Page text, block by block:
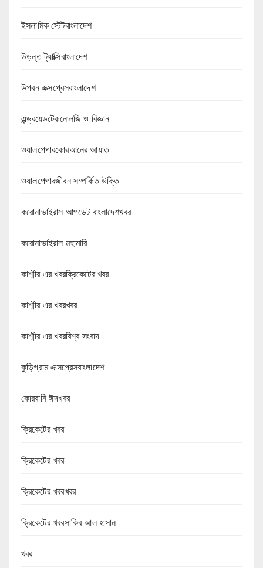
ইসলামিক স্টেটবাংলাদেশ
উড়ন্ত ট্যাক্সিবাংলাদেশ
উপবন এক্সপ্রেসবাংলাদেশ
এন্ড্রয়েডটেকনোলজি ও বিজ্ঞান
ওয়ালপেপারকোরআনের আয়াত
ওয়ালপেপারজীবন সম্পর্কিত উক্তি
করোনাভাইরাস আপডেট বাংলাদেশখবর
করোনাভাইরাস মহামারি
কাশ্মীর এর খবরক্রিকেটের খবর
কাশ্মীর এর খবরখবর
কাশ্মীর এর খবরবিশ্ব সংবাদ
কুড়িগ্রাম এক্সপ্রেসবাংলাদেশ
কোরবানি ঈদখবর
ক্রিকেটের খবর
ক্রিকেটের খবর
ক্রিকেটের খবরখবর
ক্রিকেটের খবরসাকিব আল হাসান
খবর